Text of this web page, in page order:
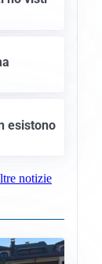
esistono
notizie